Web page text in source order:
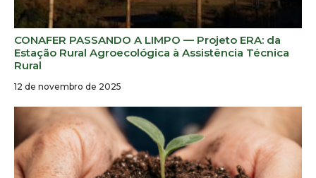
CONAFER PASSANDO A LIMPO — Projeto ERA: da
Estação Rural Agroecológica à Assistência Técnica
Rural
12 de novembro de 2025